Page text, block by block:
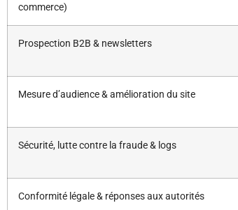
commerce)
Prospection B2B & newsletters
Mesure d’audience & amélioration du site
Sécurité, lutte contre la fraude & logs
Conformité légale & réponses aux autorités